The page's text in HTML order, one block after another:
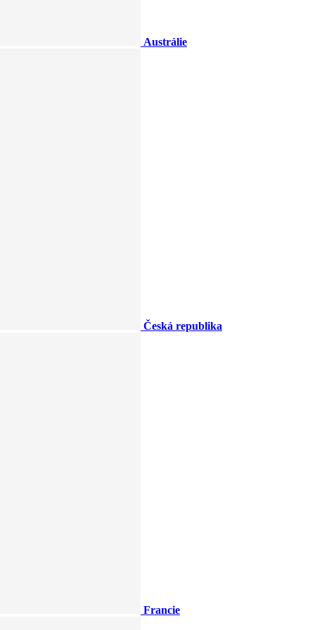
Austrálie
Česká republika
Francie